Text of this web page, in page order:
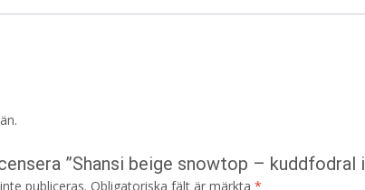
”Shansi beige snowtop – kuddfodral
publiceras. Obligatoriska fält är märkta *